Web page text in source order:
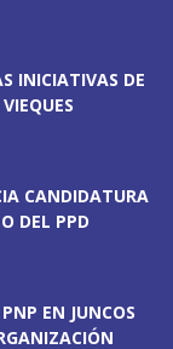
INICIATIVAS DE
CANDIDATURA
DEL PPD
EN JUNCOS